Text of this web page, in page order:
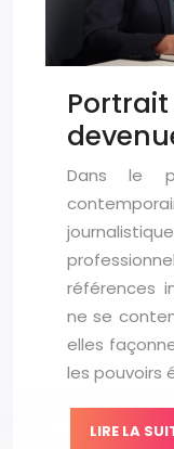
Dans le
références
ne se
elles
les pouvoirs
LIRE LA